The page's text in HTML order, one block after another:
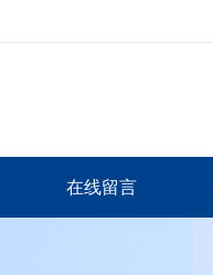
在线留言